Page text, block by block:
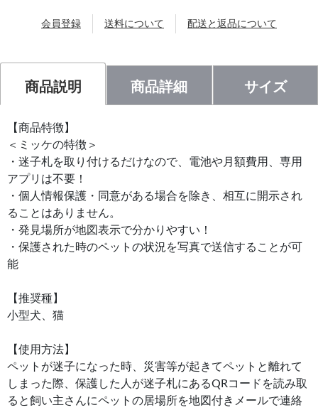
会員登録 送料について 配送と返品について
商品説明 商品詳細 サイズ
【商品特徴】
＜ミッケの特徴＞
・迷子札を取り付けるだけなので、電池や月額費用、専用
アプリは不要！
・個人情報保護・同意がある場合を除き、相互に開示され
ることはありません。
・発見場所が地図表示で分かりやすい！
・保護された時のペットの状況を写真で送信することが可
能
【推奨種】
小型犬、猫
【使用方法】
ペットが迷子になった時、災害等が起きてペットと離れて
しまった際、保護した人が迷子札にあるQRコードを読み取
ると飼い主さんにペットの居場所を地図付きメールで連絡